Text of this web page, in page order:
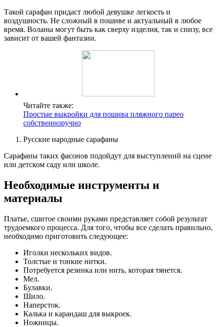
Такой сарафан придаст любой девушке легкость и
воздушность. Не сложный в пошиве и актуальный в любое
время. Воланы могут быть как сверху изделия, так и снизу, все
зависит от вашей фантазии.
Читайте также:
Простые выкройки для пошива пляжного парео
собственноручно
Русские народные сарафаны
Сарафаны таких фасонов подойдут для выступлений на сцене
или детском саду или школе.
Необходимые инструменты и
материалы
Платье, сшитое своими руками представляет собой результат
трудоемкого процесса. Для того, чтобы все сделать правильно,
необходимо приготовить следующее:
Иголки нескольких видов.
Толстые и тонкие нитки.
Потребуется резинка или нить, которая тянется.
Мел.
Булавки.
Шило.
Наперсток.
Калька и карандаш для выкроек.
Ножницы.